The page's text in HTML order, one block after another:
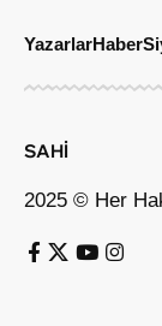
YazarlarHaber
SAHİ
2025 © Her